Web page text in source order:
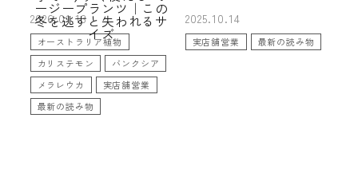
造園・植栽工事で“今す
ぐ使える”オージープラ
ンツ｜この冬を逃すと
失われるサイズ
2026.01.13
オーストラリア植物
カリステモン
バンクシア
メラレウカ
実店舗営業
最新の読み物
2025.10.14
実店舗営業 最新の読み物